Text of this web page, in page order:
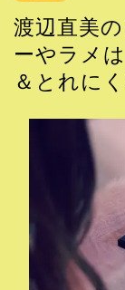
渡辺直美
ーやラメ
＆とれに